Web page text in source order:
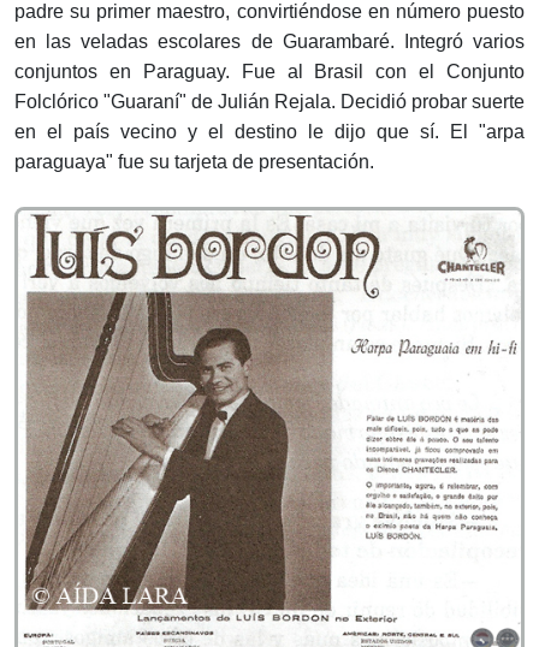
padre su primer maestro, convirtiéndose en número puesto
en las veladas escolares de Guarambaré. Integró varios
conjuntos en Paraguay. Fue al Brasil con el Conjunto
Folclórico "Guaraní" de Julián Rejala. Decidió probar suerte
en el país vecino y el destino le dijo que sí. El "arpa
paraguaya" fue su tarjeta de presentación.